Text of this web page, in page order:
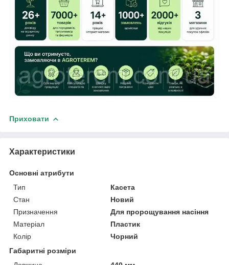
Приховати
Характеристики
Основні атрибути
Тип
Касета
Стан
Новий
Призначення
Для пророщування насіння
Матеріал
Пластик
Колір
Чорний
Габаритні розміри